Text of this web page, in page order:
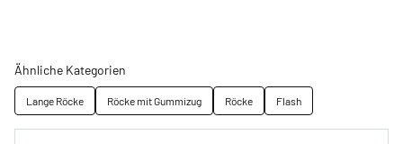
Ähnliche Kategorien
Lange Röcke Röcke mit Gummizug Röcke Flash